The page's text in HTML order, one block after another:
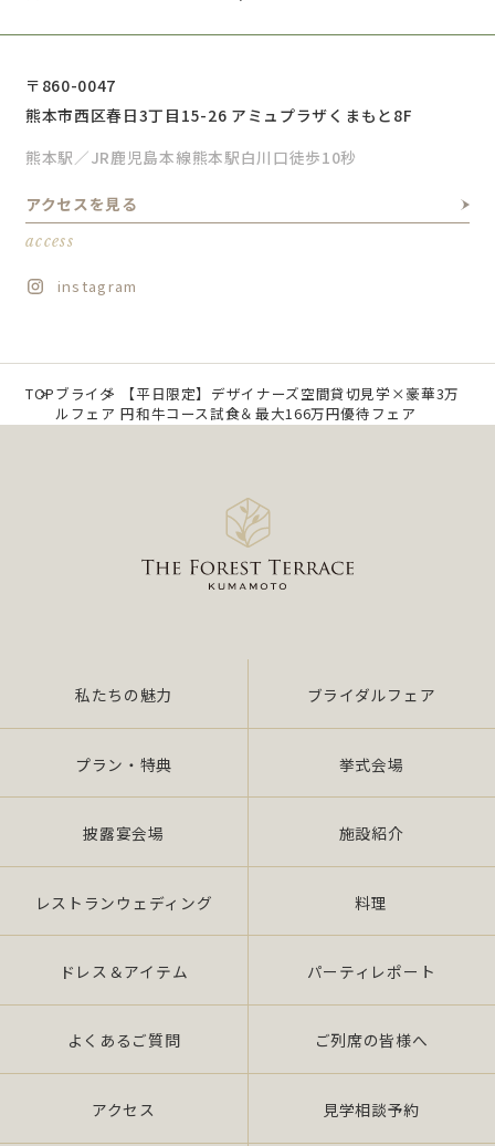
〒860-0047
熊本市西区春日3丁目15-26 アミュプラザくまもと8F
熊本駅／JR鹿児島本線熊本駅白川口徒歩10秒
アクセスを見る
access
instagram
TOPブライダ
ルフェア
【平日限定】デザイナーズ空間貸切見学×豪華3万
円和牛コース試食＆最大166万円優待フェア
私たちの魅力 ブライダルフェア
プラン・特典 挙式会場
披露宴会場 施設紹介
レストランウェディング 料理
ドレス＆アイテム パーティレポート
よくあるご質問 ご列席の皆様へ
アクセス 見学相談予約